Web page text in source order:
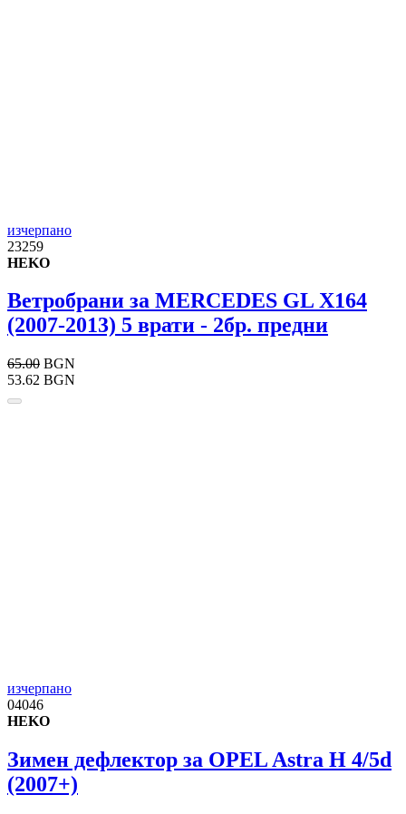
изчерпано
23259
HEKO
Ветробрани за MERCEDES GL X164
(2007-2013) 5 врати - 2бр. предни
65.00 BGN
53.62 BGN
изчерпано
04046
HEKO
Зимен дефлектор за OPEL Astra H 4/5d
(2007+)